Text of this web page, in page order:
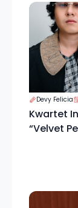
Devy Felicia
Kwartet
“Velvet